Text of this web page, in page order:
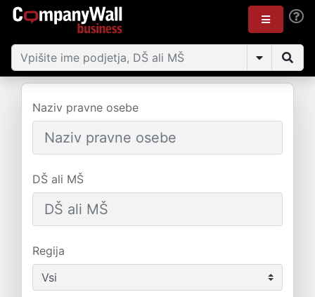
Naziv pravne osebe
DŠ ali MŠ
Regija